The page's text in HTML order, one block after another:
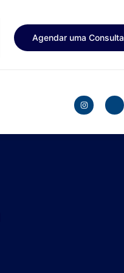
Agendar uma Consulta